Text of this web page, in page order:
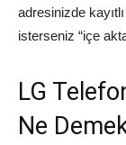
adresinizde
isterseniz “içe
LG
Ne